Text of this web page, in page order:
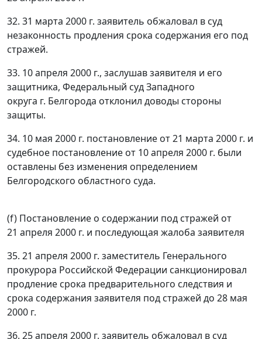
32. 31 марта 2000 г. заявитель обжаловал в суд
незаконность продления срока содержания его под
стражей.
33. 10 апреля 2000 г., заслушав заявителя и его
защитника, Федеральный суд Западного
округа г. Белгорода отклонил доводы стороны
защиты.
34. 10 мая 2000 г. постановление от 21 марта 2000 г. и
судебное постановление от 10 апреля 2000 г. были
оставлены без изменения определением
Белгородского областного суда.
(f) Постановление о содержании под стражей от
21 апреля 2000 г. и последующая жалоба заявителя
35. 21 апреля 2000 г. заместитель Генерального
прокурора Российской Федерации санкционировал
продление срока предварительного следствия и
срока содержания заявителя под стражей до 28 мая
2000 г.
36. 25 апреля 2000 г. заявитель обжаловал в суд